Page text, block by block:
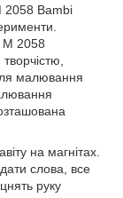
2058 Bambi
М 2058
малювання
на магнітах.
слова, все
руку